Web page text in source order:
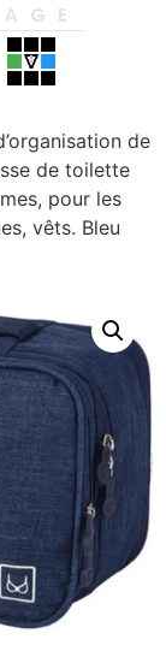
de
de toilette
pour les
vêts. Bleu